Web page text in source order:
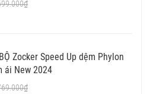
Zocker Speed Up dệm Phylon
ái New 2024